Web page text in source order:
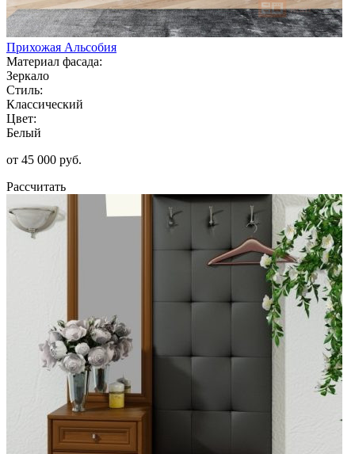
Прихожая Альсобия
Материал фасада:
Зеркало
Стиль:
Классический
Цвет:
Белый
от 45 000 руб.
Рассчитать